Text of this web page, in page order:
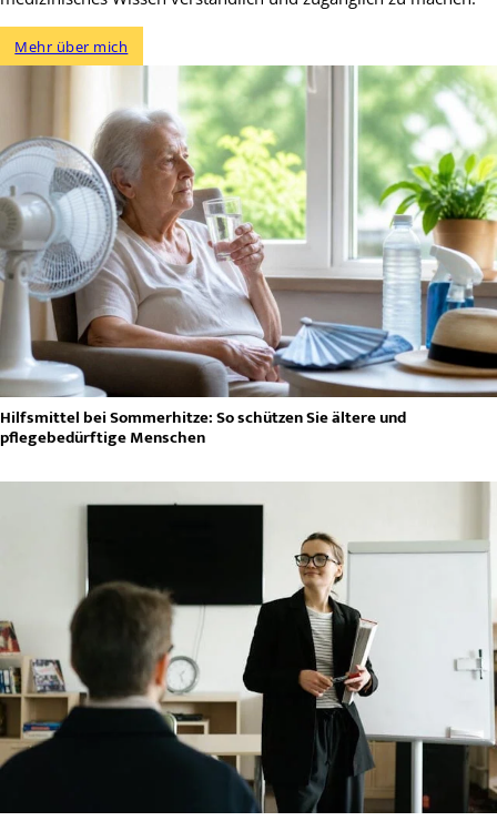
Mehr über mich
Hilfsmittel bei Sommerhitze: So schützen Sie ältere und
pflegebedürftige Menschen